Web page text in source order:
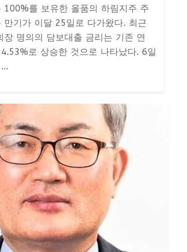
100%를 보유한 올품의 하림지주 주
만기가 이달 25일로 다가왔다. 최근
장 명의의 담보대출 금리는 기존 연
로 상승한 것으로 나타났다. 6일